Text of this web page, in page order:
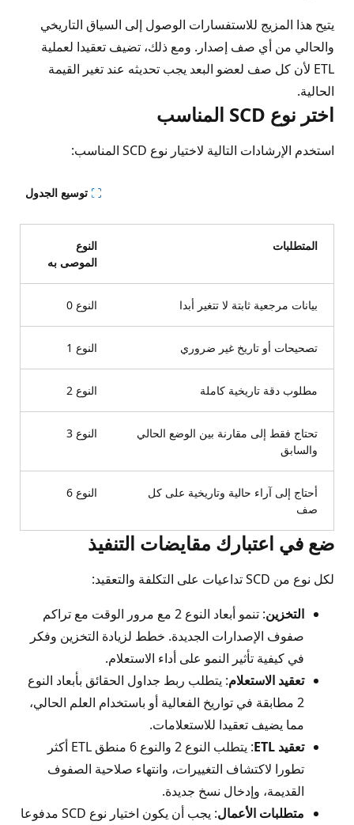
يتيح هذا المزيج للاستفسارات الوصول إلى السياق التاريخي
والحالي من أي صف إصدار. ومع ذلك، تضيف تعقيدا لعملية
ETL لأن كل صف لعضو البعد يجب تحديثه عند تغير القيمة
الحالية.
اختر نوع SCD المناسب
استخدم الإرشادات التالية لاختيار نوع SCD المناسب:
توسيع الجدول
المتطلبات
النوع
الموصى به
بيانات مرجعية ثابتة لا تتغير أبدا النوع 0
تصحيحات أو تاريخ غير ضروري النوع 1
مطلوب دقة تاريخية كاملة النوع 2
تحتاج فقط إلى مقارنة بين الوضع الحالي
والسابق
النوع 3
أحتاج إلى آراء حالية وتاريخية على كل
صف
النوع 6
ضع في اعتبارك مقايضات التنفيذ
لكل نوع من SCD تداعيات على التكلفة والتعقيد:
التخزين
: تنمو أبعاد النوع 2 مع مرور الوقت مع تراكم
صفوف الإصدارات الجديدة. خطط لزيادة التخزين وفكر
في كيفية تأثير النمو على أداء الاستعلام.
تعقيد الاستعلام: يتطلب ربط جداول الحقائق بأبعاد النوع
2 مطابقة في تواريخ الفعالية أو باستخدام العلم الحالي،
مما يضيف تعقيدا للاستعلامات.
تعقيد ETL
: يتطلب النوع 2 والنوع 6 منطق ETL أكثر
تطورا لاكتشاف التغييرات، وانتهاء صلاحية الصفوف
القديمة، وإدخال نسخ جديدة.
متطلبات الأعمال
: يجب أن يكون اختيار نوع SCD مدفوعا